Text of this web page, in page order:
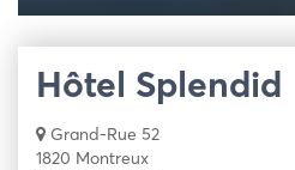
Hôtel Splendid
Grand-Rue 52
1820 Montreux